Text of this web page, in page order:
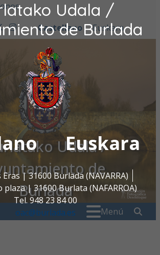
Udala /
de Burlada
Euskara
Eras | 31600 Burlada (NAVARRA)
| 31600 Burlata (NAFARROA)
Tel. 948 23 84 00
oac@burlada.es
twitter
instagram
Castellano Euskara
Udala /
de
Burlada
Menú